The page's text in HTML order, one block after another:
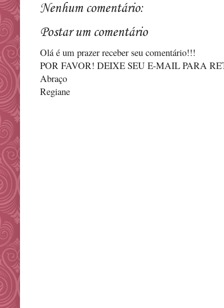
Nenhum comentário:
Postar um comentário
Olá é um prazer receber seu comentário!!!
POR FAVOR! DEIXE SEU E-MAIL PARA
Abraço
Regiane